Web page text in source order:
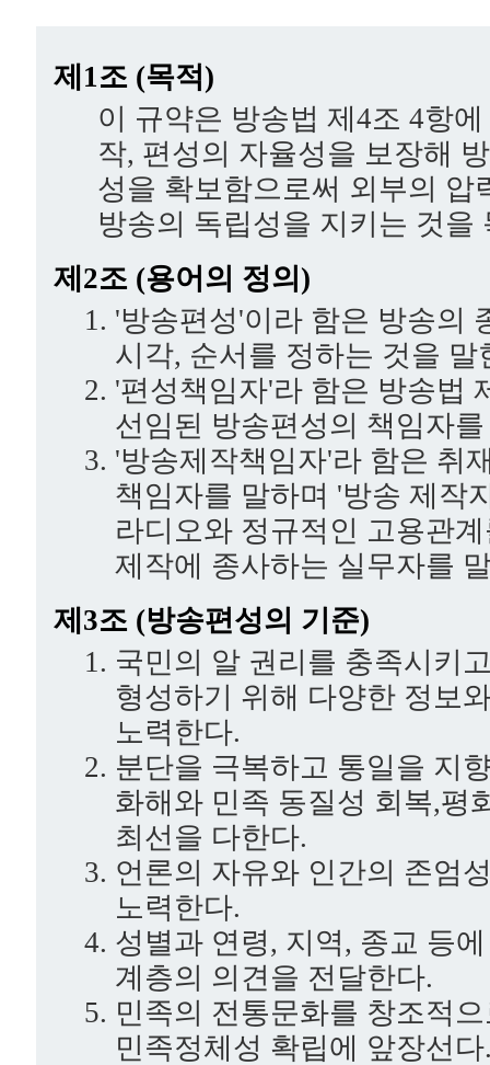
제1조 (목적)
이 규약은 방송법 제4조 4항
작, 편성의 자율성을 보장해
성을 확보함으로써 외부의 압
방송의 독립성을 지키는 것을
제2조 (용어의 정의)
'방송편성'이라 함은 방송의
시각, 순서를 정하는 것을 말
'편성책임자'라 함은 방송법
선임된 방송편성의 책임자
'방송제작책임자'라 함은 취
책임자를 말하며 '방송 제작
라디오와 정규적인 고용관
제작에 종사하는 실무자를
제3조 (방송편성의 기준)
국민의 알 권리를 충족시키
형성하기 위해 다양한 정보
노력한다.
분단을 극복하고 통일을 지
화해와 민족 동질성 회복,평
최선을 다한다.
언론의 자유와 인간의 존엄
노력한다.
성별과 연령, 지역, 종교 등
계층의 의견을 전달한다.
민족의 전통문화를 창조적
민족정체성 확립에 앞장선다